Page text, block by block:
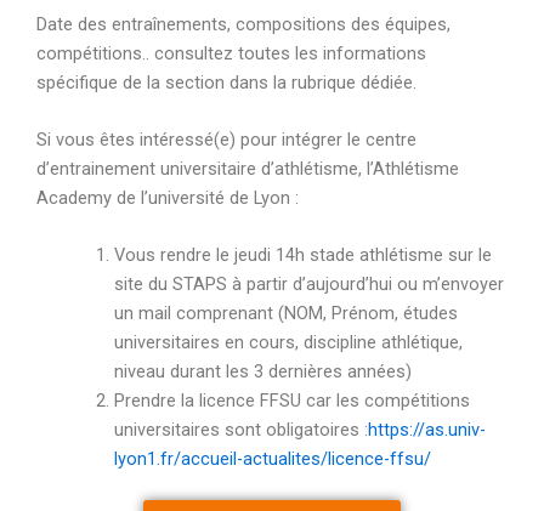
Date des entraînements, compositions des équipes,
compétitions.. consultez toutes les informations
spécifique de la section dans la rubrique dédiée.
Si vous êtes intéressé(e) pour intégrer le centre
d’entrainement universitaire d’athlétisme, l’Athlétisme
Academy de l’université de Lyon :
Vous rendre le jeudi 14h stade athlétisme sur le
site du STAPS à partir d’aujourd’hui ou m’envoyer
un mail comprenant (NOM, Prénom, études
universitaires en cours, discipline athlétique,
niveau durant les 3 dernières années)
Prendre la licence FFSU car les compétitions
universitaires sont obligatoires :https://as.univ-
lyon1.fr/accueil-actualites/licence-ffsu/